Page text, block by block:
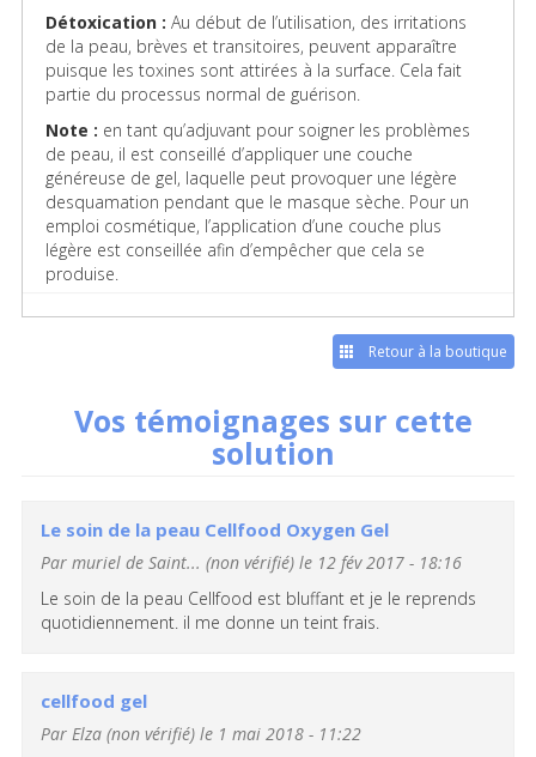
Détoxication : Au début de l’utilisation, des irritations
de la peau, brèves et transitoires, peuvent apparaître
puisque les toxines sont attirées à la surface. Cela fait
partie du processus normal de guérison.
Note : en tant qu’adjuvant pour soigner les problèmes
de peau, il est conseillé d’appliquer une couche
généreuse de gel, laquelle peut provoquer une légère
desquamation pendant que le masque sèche. Pour un
emploi cosmétique, l’application d’une couche plus
légère est conseillée afin d’empêcher que cela se
produise.
Retour à la boutique
Vos témoignages sur cette
solution
Le soin de la peau Cellfood Oxygen Gel
Par muriel de Saint... (non vérifié) le 12 fév 2017 - 18:16
Le soin de la peau Cellfood est bluffant et je le reprends
quotidiennement. il me donne un teint frais.
cellfood gel
Par Elza (non vérifié) le 1 mai 2018 - 11:22